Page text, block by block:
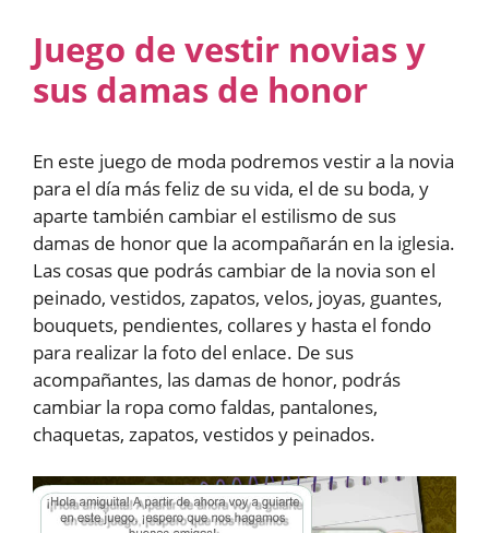
Juego de vestir novias y
sus damas de honor
En este juego de moda podremos vestir a la novia
para el día más feliz de su vida, el de su boda, y
aparte también cambiar el estilismo de sus
damas de honor que la acompañarán en la iglesia.
Las cosas que podrás cambiar de la novia son el
peinado, vestidos, zapatos, velos, joyas, guantes,
bouquets, pendientes, collares y hasta el fondo
para realizar la foto del enlace. De sus
acompañantes, las damas de honor, podrás
cambiar la ropa como faldas, pantalones,
chaquetas, zapatos, vestidos y peinados.